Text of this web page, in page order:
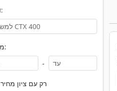
דגם:
מחיר:
-
רק עם ציון מחיר